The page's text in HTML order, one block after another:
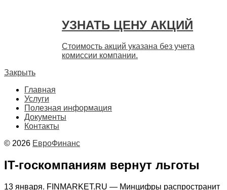
УЗНАТЬ ЦЕНУ АКЦИЙ
Стоимость акций указана без учета
комиссии компании.
Закрыть
Главная
Услуги
Полезная информация
Документы
Контакты
© 2026 ЕвроФинанс
IT-госкомпаниям вернут льготы
13 января. FINMARKET.RU — Минцифры распространит